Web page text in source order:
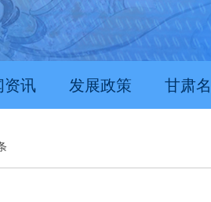
资讯 发展政策 甘肃